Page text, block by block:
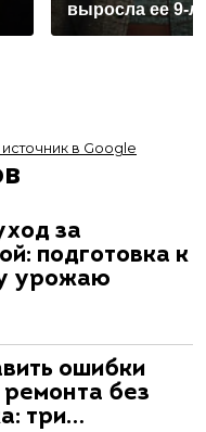
выросла ее 9-
в Google
за
подготовка к
урожаю
ошибки
без
три…